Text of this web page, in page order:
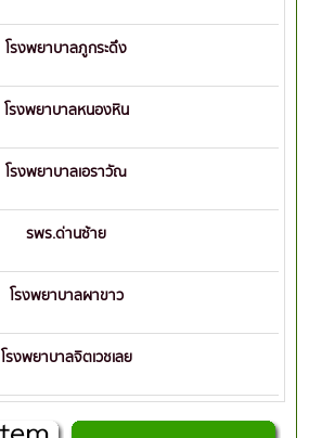
โรงพยาบาลภูกระดึง
โรงพยาบาลหนองหิน
โรงพยาบาลเอราวัณ
รพร.ด่านซ้าย
โรงพยาบาลผาขาว
โรงพยาบาลจิตเวชเลย